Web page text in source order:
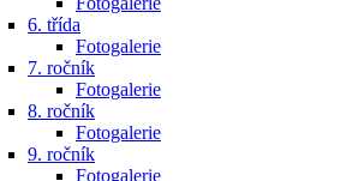
6. třída
Fotogalerie
7. ročník
Fotogalerie
8. ročník
Fotogalerie
9. ročník
Fotogalerie